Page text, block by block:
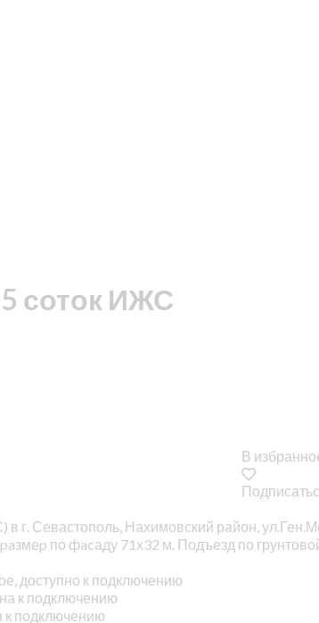
соток ИЖС
В
в г. Севастополь, Нахимовский район,
по фacаду 71х32 м. Подъезд по
доступно к подключению
к подключению
к подключению